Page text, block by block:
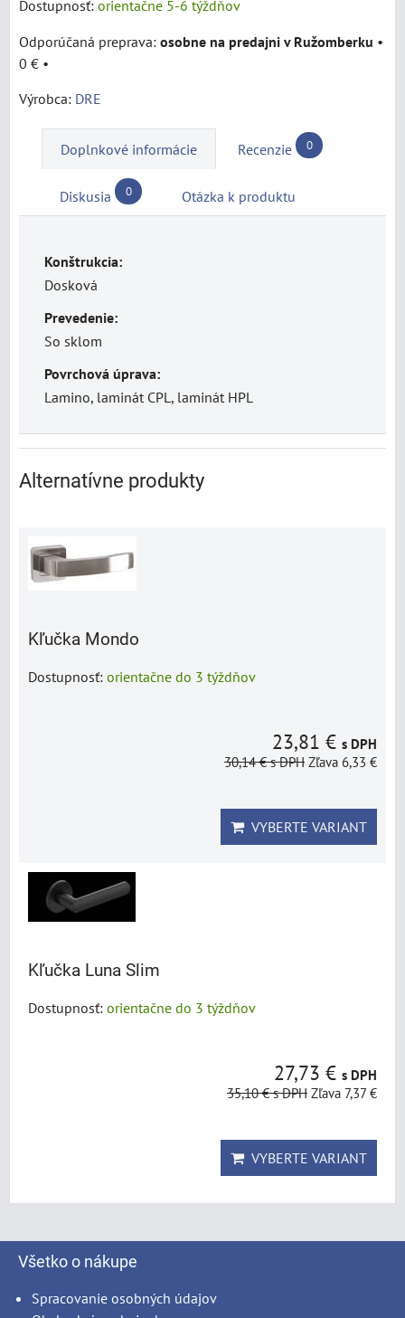
Dostupnosť: orientačne 5-6 týždňov
osobne na predajni v Ružomberku •
0 € •
Výrobca: DRE
Doplnkové informácie Recenzie 0
Diskusia 0 Otázka k produktu
Konštrukcia:
Dosková
Prevedenie:
So sklom
Povrchová úprava:
Lamino, laminát CPL, laminát HPL
Alternatívne produkty
Kľučka Mondo
Dostupnosť: orientačne do 3 týždňov
23,81 € s DPH
30,14 €s DPH Zľava 6,33 €
VYBERTE VARIANT
Kľučka Luna Slim
Dostupnosť: orientačne do 3 týždňov
27,73 € s DPH
35,10 €s DPH Zľava 7,37 €
VYBERTE VARIANT
Všetko o nákupe
Spracovanie osobných údajov